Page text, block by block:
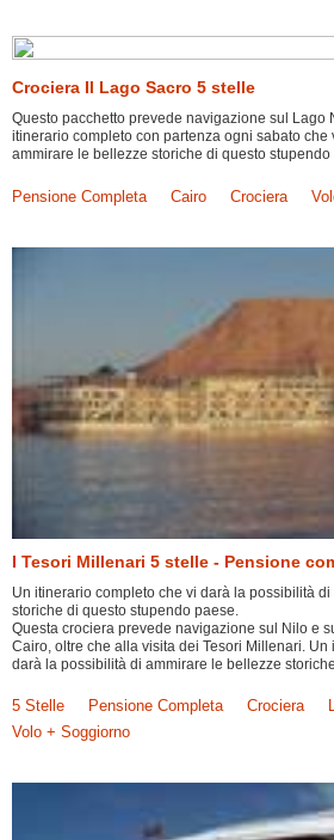
Crociera Il Lago Sacro 5 stelle
Questo pacchetto prevede navigazione sul Lago
itinerario completo con partenza ogni sabato che
ammirare le bellezze storiche di questo stupendo
Pensione Completa Cairo Crociera
I Tesori Millenari 5 stelle - Pensione
Un itinerario completo che vi darà la possibilità
storiche di questo stupendo paese.
Questa crociera prevede navigazione sul Nilo e
Cairo, oltre che alla visita dei Tesori Millenari. Un
darà la possibilità di ammirare le bellezze
5 Stelle Pensione Completa Crociera
Volo + Soggiorno